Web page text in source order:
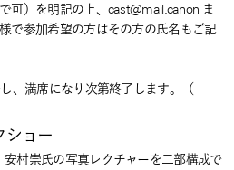
可）を明記の上、cast@mail.canon ま
で参加希望の方はその方の氏名もご記
、満席になり次第終了します。（
ショー
村崇氏の写真レクチャーを二部構成で